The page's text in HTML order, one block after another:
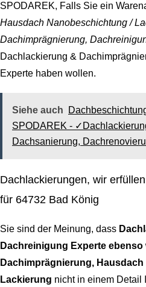
SPODAREK, Falls Sie ein
Hausdach Nanobeschichtung /
Dachimprägnierung,
Dachlackierung &
Experte haben wollen.
Siehe auch
SPODAREK -
Dachsanierung,
Dachlackierungen, wir
für 64732 Bad König
Sie sind der Meinung, dass
Dachreinigung Experte
Dachimprägnierung,
Lackierung nicht in einem Detail